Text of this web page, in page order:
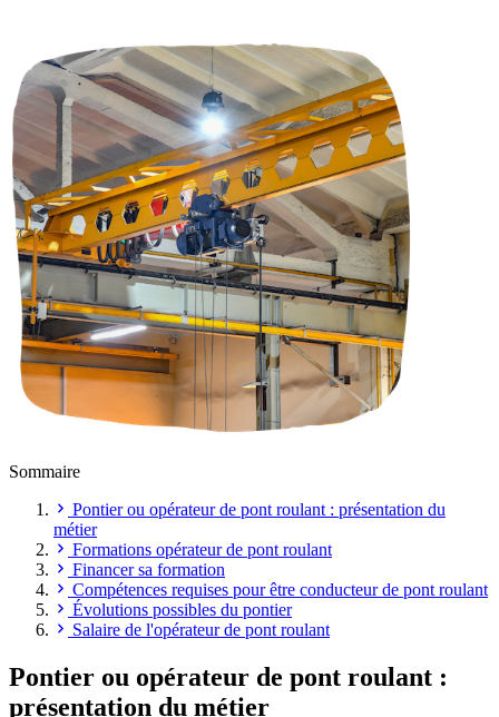
Sommaire
Pontier ou opérateur de pont roulant : présentation du
métier
Formations opérateur de pont roulant
Financer sa formation
Compétences requises pour être conducteur de pont roulant
Évolutions possibles du pontier
Salaire de l'opérateur de pont roulant
Pontier ou opérateur de pont roulant :
présentation du métier